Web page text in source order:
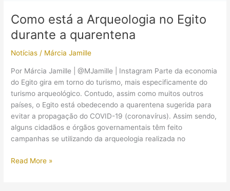
Museu
Egípcio
Cairo
reabrirá,
porém
sob
rigorosas
medidas
anti-
coronavírus
Como está a Arqueologia no Egito
durante a quarentena
Notícias / Márcia Jamille
Por Márcia Jamille | @MJamille | Instagram Parte da economia
do Egito gira em torno do turismo, mais especificamente do
turismo arqueológico. Contudo, assim como muitos outros
países, o Egito está obedecendo a quarentena sugerida para
evitar a propagação do COVID-19 (coronavírus). Assim sendo,
alguns cidadãos e órgãos governamentais têm feito
campanhas se utilizando da arqueologia realizada no
Como
Read More »